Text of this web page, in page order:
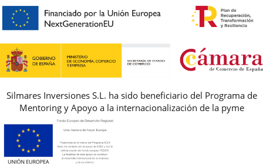
AVISO LEGAL, PRIVACIDAD Y COOKIES
REBAJAS
PREGUNTAS FRECUENTES
Silmares Inversiones S.L. ha sido beneficiario del Programa de
Mentoring y Apoyo a la internacionalización de la pyme